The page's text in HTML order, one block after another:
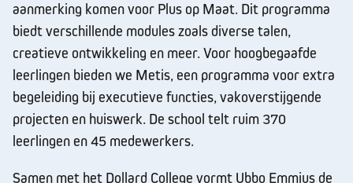
aanmerking komen voor Plus op Maat. Dit programma
biedt verschillende modules zoals diverse talen,
creatieve ontwikkeling en meer. Voor hoogbegaafde
leerlingen bieden we Metis, een programma voor extra
begeleiding bij executieve functies, vakoverstijgende
projecten en huiswerk. De school telt ruim 370
leerlingen en 45 medewerkers.
Samen met het Dollard College vormt Ubbo Emmius de